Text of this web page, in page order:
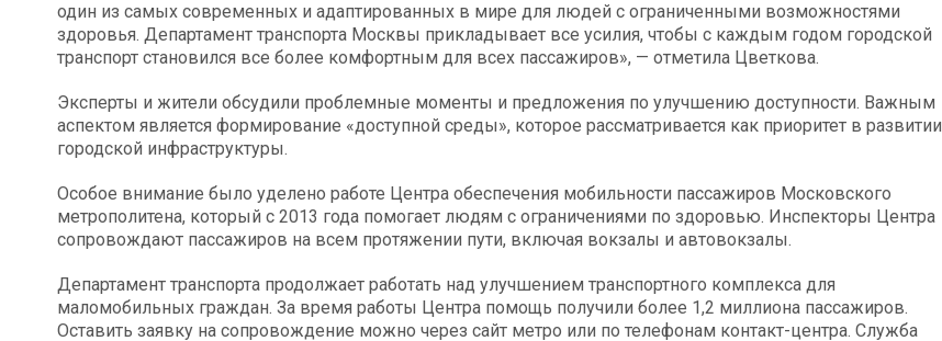
один из самых современных и адаптированных в мире для людей с ограниченными возможностями
здоровья. Департамент транспорта Москвы прикладывает все усилия, чтобы с каждым годом городской
транспорт становился все более комфортным для всех пассажиров», — отметила Цветкова.
Эксперты и жители обсудили проблемные моменты и предложения по улучшению доступности. Важным
аспектом является формирование «доступной среды», которое рассматривается как приоритет в развитии
городской инфраструктуры.
Особое внимание было уделено работе Центра обеспечения мобильности пассажиров Московского
метрополитена, который с 2013 года помогает людям с ограничениями по здоровью. Инспекторы Центра
сопровождают пассажиров на всем протяжении пути, включая вокзалы и автовокзалы.
Департамент транспорта продолжает работать над улучшением транспортного комплекса для
маломобильных граждан. За время работы Центра помощь получили более 1,2 миллиона пассажиров.
Оставить заявку на сопровождение можно через сайт метро или по телефонам контакт-центра. Служба